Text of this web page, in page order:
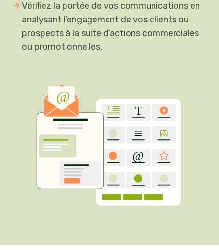
Vérifiez la portée de vos communications en
analysant l’engagement de vos clients ou
prospects à la suite d’actions commerciales
ou promotionnelles.